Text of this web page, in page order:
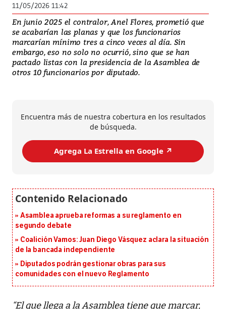
11/05/2026 11:42
En junio 2025 el contralor, Anel Flores, prometió que
se acabarían las planas y que los funcionarios
marcarían mínimo tres a cinco veces al día. Sin
embargo, eso no solo no ocurrió, sino que se han
pactado listas con la presidencia de la Asamblea de
otros 10 funcionarios por diputado.
Encuentra más de nuestra cobertura en los resultados
de búsqueda.
Agrega La Estrella en Google ↗️
Asamblea aprueba reformas a su reglamento en
segundo debate
Coalición Vamos: Juan Diego Vásquez aclara la situación
de la bancada independiente
Diputados podrán gestionar obras para sus
comunidades con el nuevo Reglamento
“El que llega a la Asamblea tiene que marcar,